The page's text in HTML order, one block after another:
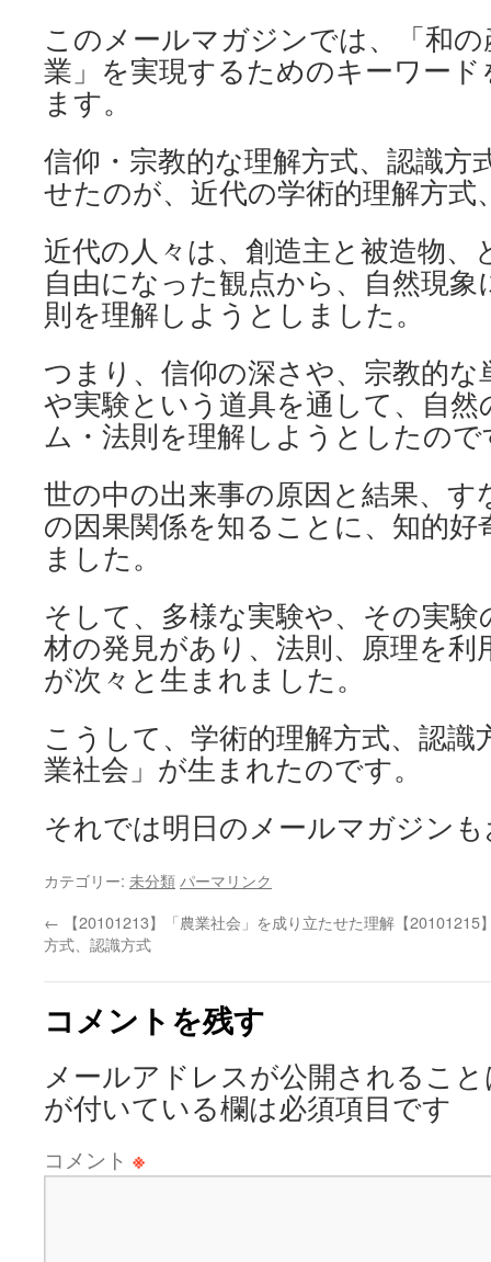
このメールマガジンでは、「和
業」を実現するためのキーワー
ます。
信仰・宗教的な理解方式、認識方
せたのが、近代の学術的理解方式
近代の人々は、創造主と被造物、
自由になった観点から、自然現
則を理解しようとしました。
つまり、信仰の深さや、宗教的
や実験という道具を通して、自
ム・法則を理解しようとしたので
世の中の出来事の原因と結果、す
の因果関係を知ることに、知的好
ました。
そして、多様な実験や、その実
材の発見があり、法則、原理を利
が次々と生まれました。
こうして、学術的理解方式、認識
業社会」が生まれたのです。
それでは明日のメールマガジン
カテゴリー: 未分類 パーマリンク
← 【20101213】「農業社会」を成り立たせた理解
方式、認識方式
【
コメントを残す
メールアドレスが公開されるこ
が付いている欄は必須項目です
コメント ※